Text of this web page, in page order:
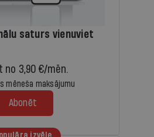
saturs vienuviet
no 3,90 €/mēn.
mēneša maksājumu
Abonēt